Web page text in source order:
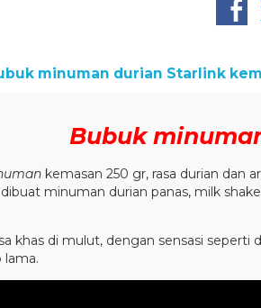
minuman durian Starlink
Bubuk
kemasan 250 gr, rasa durian dan
dibuat minuman durian panas, milk
khas di mulut, dengan sensasi seperti